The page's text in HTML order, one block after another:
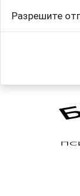
содержанию
for:Разрешите